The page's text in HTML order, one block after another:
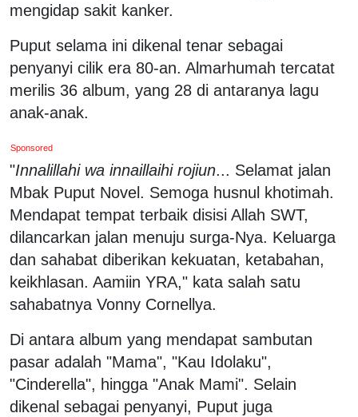
mengidap sakit kanker.
Puput selama ini dikenal tenar sebagai
penyanyi cilik era 80-an. Almarhumah tercatat
merilis 36 album, yang 28 di antaranya lagu
anak-anak.
Sponsored
"Innalillahi wa innaillaihi rojiun... Selamat jalan
Mbak Puput Novel. Semoga husnul khotimah.
Mendapat tempat terbaik disisi Allah SWT,
dilancarkan jalan menuju surga-Nya. Keluarga
dan sahabat diberikan kekuatan, ketabahan,
keikhlasan. Aamiin YRA," kata salah satu
sahabatnya Vonny Cornellya.
Di antara album yang mendapat sambutan
pasar adalah "Mama", "Kau Idolaku",
"Cinderella", hingga "Anak Mami". Selain
dikenal sebagai penyanyi, Puput juga